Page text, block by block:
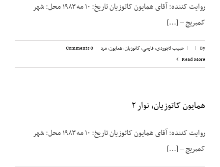
روایت کننده: آقای همایون کاتوزیان تاریخ: ۱۰ مه ۱۹۸۳ محل: شهر
کمبریج – [...]
By
|
| حبیب لاجوردی,فارسی,کاتوزیان، همایون,مرد |
0 Comments
Read More
همایون کاتوزیان، نوار ۲
روایت کننده: آقای همایون کاتوزیان تاریخ: ۱۰ مه ۱۹۸۳ محل: شهر
کمبریج – [...]